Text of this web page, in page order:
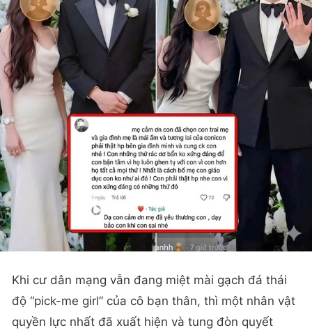
Khi cư dân mạng vẫn đang miệt mài gạch đá thái
độ “pick-me girl” của cô bạn thân, thì một nhân vật
quyền lực nhất đã xuất hiện và tung đòn quyết